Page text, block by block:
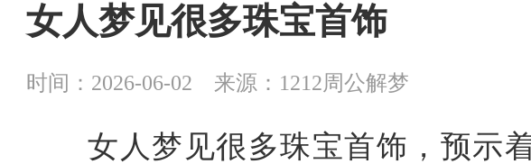
女人梦见很多珠宝首饰
时间：2026-06-02 来源：1212周公解梦
女人梦见很多珠宝首饰，预示